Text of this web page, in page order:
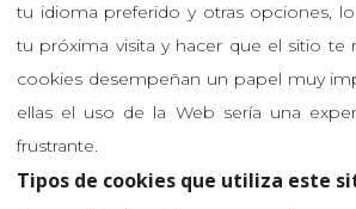
tu idioma preferido y otras opciones,
tu próxima visita y hacer que el sitio te
cookies desempeñan un papel muy
ellas el uso de la Web sería una
frustrante.
Tipos de cookies que utiliza este